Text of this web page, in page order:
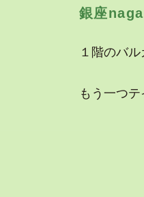
銀座
１階のバ
もう一つ